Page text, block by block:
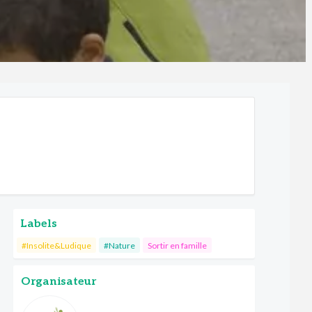
Labels
#Insolite&Ludique #Nature Sortir en famille
Organisateur